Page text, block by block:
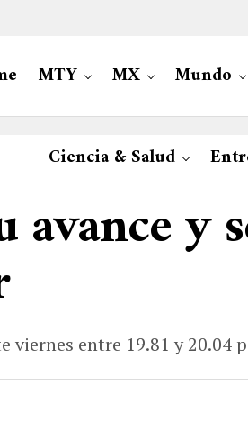
MTY MX Mundo
Ciencia & Salud
avance
entre 19.81 y 20.04